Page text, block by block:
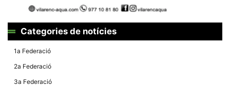
Categories de notícies
1a Federació
2a Federació
3a Federació